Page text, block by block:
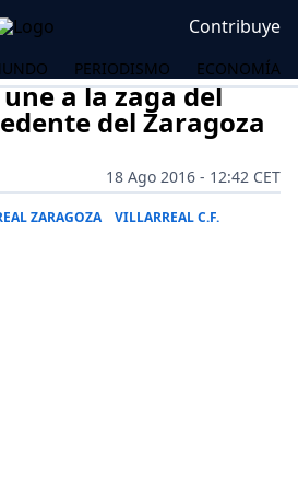
Contribuye
PERIODISMO ECONOMÍA
a la zaga del
del Zaragoza
18 Ago 2016 - 12:42 CET
ZARAGOZA VILLARREAL C.F.